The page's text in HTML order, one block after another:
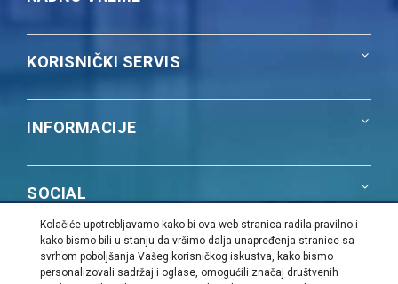
KORISNIČKI SERVIS
INFORMACIJE
SOCIAL
NAŠA PONUDA
Kolačiće upotrebljavamo kako bi ova web stranica radila pravilno i
kako bismo bili u stanju da vršimo dalja unapređenja stranice sa
svrhom poboljšanja Vašeg korisničkog iskustva, kako bismo
personalizovali sadržaj i oglase, omogućili značaj društvenih